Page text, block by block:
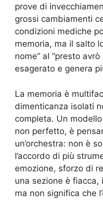
prove di
grossi cambiamenti
condizioni mediche
memoria, ma il salto
nome” al “presto
esagerato e genera
La memoria è
dimenticanza isolati
completa. Un
non perfetto, è
un’orchestra: non è
l’accordo di più
emozione, sforzo di
una sezione è fiacca,
ma non significa che